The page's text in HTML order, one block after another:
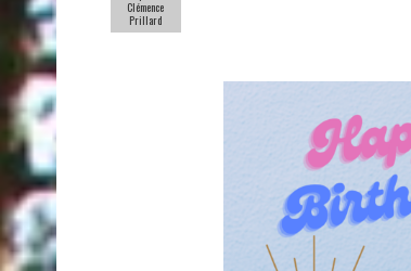
Clémence
Prillard